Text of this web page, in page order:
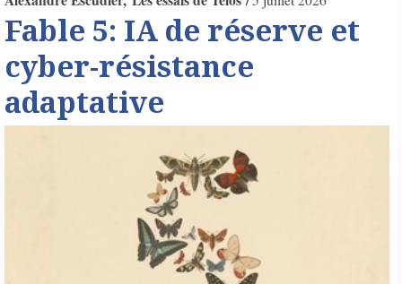
Fable 5: IA de réserve et
cyber-résistance
adaptative